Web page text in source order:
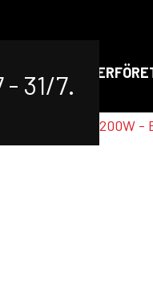
31/7.
PRODUKTER